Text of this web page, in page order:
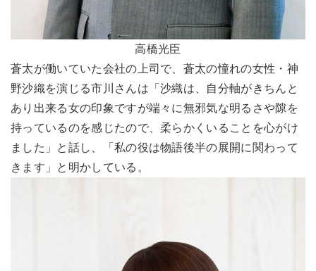
高橋光臣
蒼太が働いていた会社の上司で、蒼太の憧れの女性・神
野沙織を演じる市川さんは「沙織は、自分軸がきちんと
あり出来る女の印象ですが端々に無邪気な明るさや隙を
持っているのを感じたので、柔らかくいることを心がけ
ました」と話し、「私の役は物語後半の展開に関わって
きます」と明かしている。